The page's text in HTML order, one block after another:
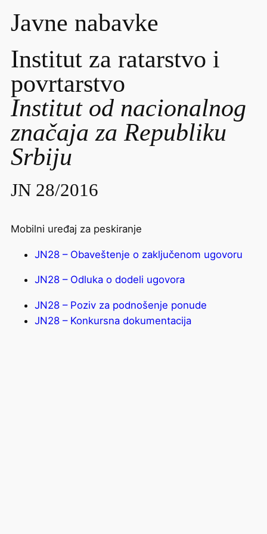
Javne nabavke
Institut za ratarstvo i
povrtarstvo
Institut od nacionalnog
značaja za Republiku
Srbiju
JN 28/2016
Mobilni uređaj za peskiranje
JN28 – Obaveštenje o zaključenom ugovoru
JN28 – Odluka o dodeli ugovora
JN28 – Poziv za podnošenje ponude
JN28 – Konkursna dokumentacija